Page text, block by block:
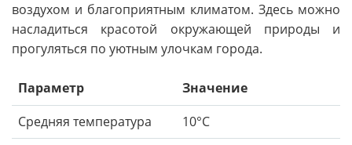
воздухом и благоприятным климатом. Здесь можно
насладиться красотой окружающей природы и
прогуляться по уютным улочкам города.
Параметр
Значение
Средняя температура
10°C